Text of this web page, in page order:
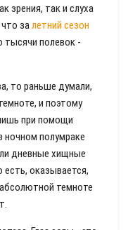
зрения, так и слуха
залетний сезон
тысячи полевок -
то раньше думали,
и поэтому
при помощи
ночном полумраке
дневные хищные
оказывается,
темноте